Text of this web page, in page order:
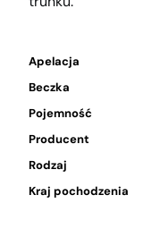
Apelacja
Beczka
Pojemność
Producent
Rodzaj
Kraj pochodzenia